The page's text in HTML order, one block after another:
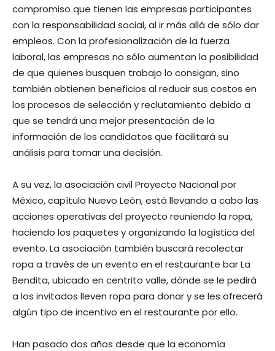
compromiso que tienen las empresas participantes
con la responsabilidad social, al ir más allá de sólo dar
empleos. Con la profesionalización de la fuerza
laboral, las empresas no sólo aumentan la posibilidad
de que quienes busquen trabajo lo consigan, sino
también obtienen beneficios al reducir sus costos en
los procesos de selección y reclutamiento debido a
que se tendrá una mejor presentación de la
información de los candidatos que facilitará su
análisis para tomar una decisión.
A su vez, la asociación civil Proyecto Nacional por
México, capítulo Nuevo León, está llevando a cabo las
acciones operativas del proyecto reuniendo la ropa,
haciendo los paquetes y organizando la logística del
evento. La asociación también buscará recolectar
ropa a través de un evento en el restaurante bar La
Bendita, ubicado en centrito valle, dónde se le pedirá
a los invitados lleven ropa para donar y se les ofrecerá
algún tipo de incentivo en el restaurante por ello.
Han pasado dos años desde que la economía